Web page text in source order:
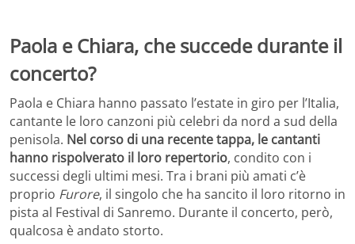
Paola e Chiara, che succede durante il
concerto?
Paola e Chiara hanno passato l’estate in giro per l’Italia,
cantante le loro canzoni più celebri da nord a sud della
penisola. Nel corso di una recente tappa, le cantanti
hanno rispolverato il loro repertorio, condito con i
successi degli ultimi mesi. Tra i brani più amati c’è
proprio Furore, il singolo che ha sancito il loro ritorno in
pista al Festival di Sanremo. Durante il concerto, però,
qualcosa è andato storto.